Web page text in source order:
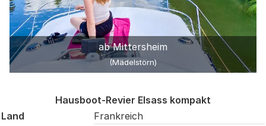
ab Mittersheim
(Mädelstörn)
Hausboot-Revier Elsass kompakt
Land
Frankreich